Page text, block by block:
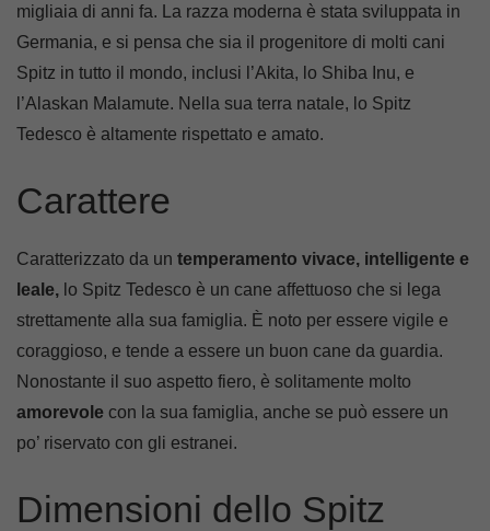
migliaia di anni fa. La razza moderna è stata sviluppata in
Germania, e si pensa che sia il progenitore di molti cani
Spitz in tutto il mondo, inclusi l’Akita, lo Shiba Inu, e
l’Alaskan Malamute. Nella sua terra natale, lo Spitz
Tedesco è altamente rispettato e amato.
Carattere
Caratterizzato da un temperamento vivace, intelligente e
leale, lo Spitz Tedesco è un cane affettuoso che si lega
strettamente alla sua famiglia. È noto per essere vigile e
coraggioso, e tende a essere un buon cane da guardia.
Nonostante il suo aspetto fiero, è solitamente molto
amorevole con la sua famiglia, anche se può essere un
po’ riservato con gli estranei.
Dimensioni dello Spitz